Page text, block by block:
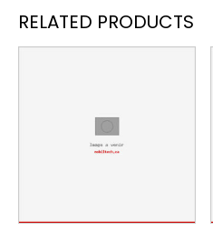
RELATED PRODUCTS